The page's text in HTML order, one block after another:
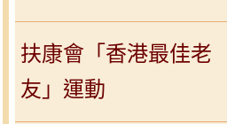
扶康會「香港最佳老
友」運動